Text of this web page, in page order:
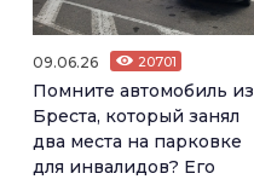
09.06.26 20701
Помните автомобиль из
Бреста, который занял
два места на парковке
для инвалидов? Его